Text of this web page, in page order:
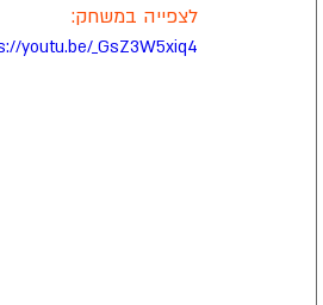
לצפייה במשחק:
youtu.be/_GsZ3W5xiq4